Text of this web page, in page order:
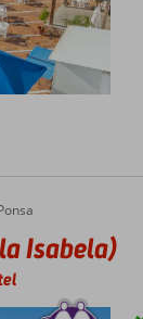
Isabela)